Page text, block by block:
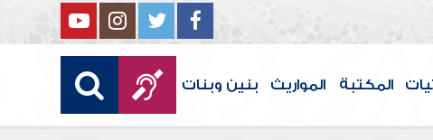
المكتبة المواريث بنين وبنات